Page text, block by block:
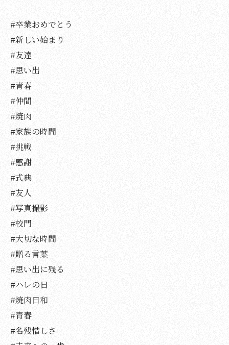
#卒業おめでとう
#新しい始まり
#友達
#思い出
#青春
#仲間
#焼肉
#家族の時間
#挑戦
#感謝
#式典
#友人
#写真撮影
#校門
#大切な時間
#贈る言葉
#思い出に残る
#ハレの日
#焼肉日和
#青春
#名残惜しさ